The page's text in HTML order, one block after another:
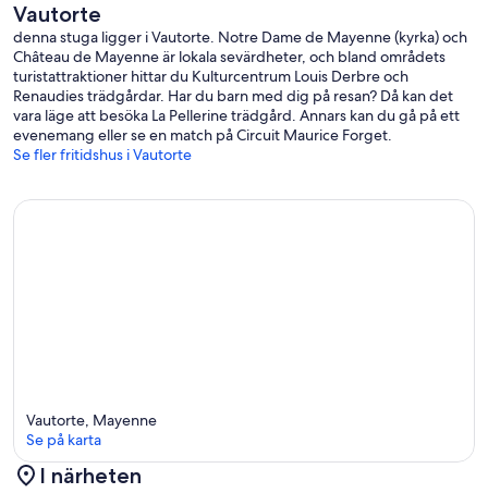
Vautorte
denna stuga ligger i Vautorte. Notre Dame de Mayenne (kyrka) och
Château de Mayenne är lokala sevärdheter, och bland områdets
turistattraktioner hittar du Kulturcentrum Louis Derbre och
Renaudies trädgårdar. Har du barn med dig på resan? Då kan det
vara läge att besöka La Pellerine trädgård. Annars kan du gå på ett
evenemang eller se en match på Circuit Maurice Forget.
Se fler fritidshus i Vautorte
Vautorte, Mayenne
Se på karta
I närheten